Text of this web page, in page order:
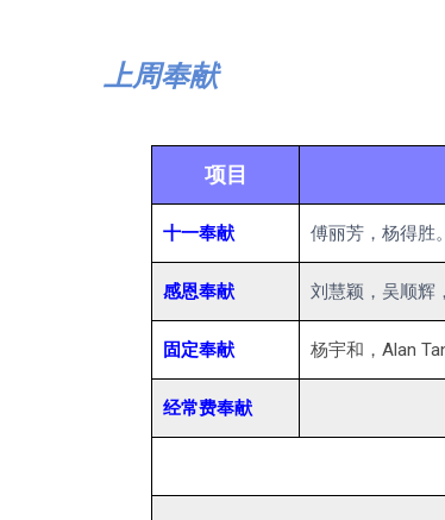
上周奉献
项目
十一奉献 傅丽芳，杨得胜。
感恩奉献 刘慧颖，吴顺辉
固定奉献 杨宇和，Alan
经常费奉献